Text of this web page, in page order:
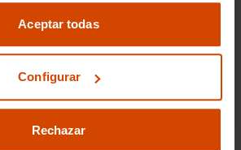
Aceptar todas
Configurar
Rechazar
segunda
Álava
adquirir un Maxus de
Álava, es importante estar al
conocidos por su fiabilidad